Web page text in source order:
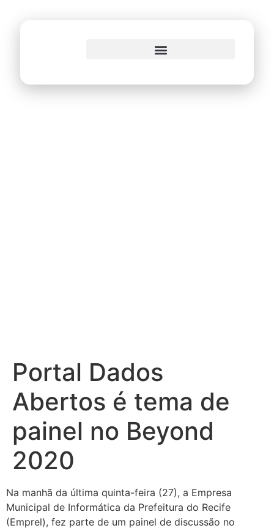
Portal Dados
Abertos é tema de
painel no Beyond
2020
Na manhã da última quinta-feira (27), a Empresa
Municipal de Informática da Prefeitura do Recife
(Emprel), fez parte de um painel de discussão no